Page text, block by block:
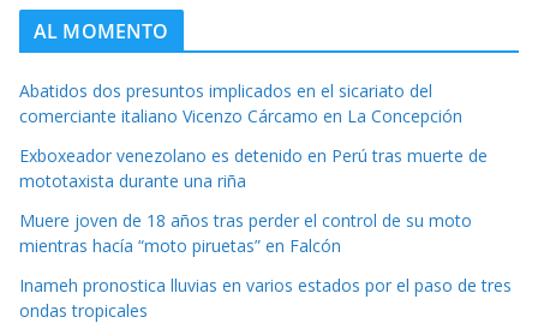
AL MOMENTO
Abatidos dos presuntos implicados en el sicariato del
comerciante italiano Vicenzo Cárcamo en La Concepción
Exboxeador venezolano es detenido en Perú tras muerte de
mototaxista durante una riña
Muere joven de 18 años tras perder el control de su moto
mientras hacía “moto piruetas” en Falcón
Inameh pronostica lluvias en varios estados por el paso de tres
ondas tropicales